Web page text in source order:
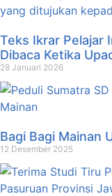
Teks Ikrar Pelajar
Dibaca Ketika
28 Januari 2026
Bagi Bagi Mainan
12 Desember 2025